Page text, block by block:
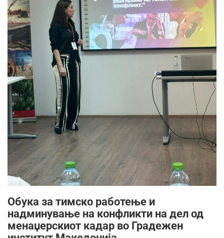
Обука за тимско работење и
надминување на конфликти на дел од
менаџерскиот кадар во Градежен